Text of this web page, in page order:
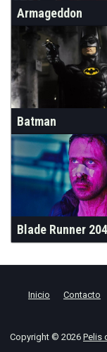
Armageddon
Batman
Blade Runner
Inicio Contacto
Copyright © 2026 Pelis